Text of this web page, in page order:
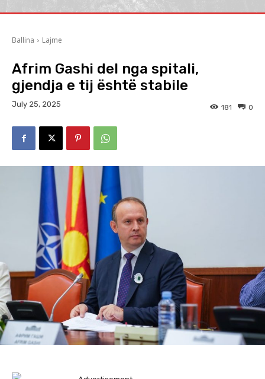
Ballina Lajme
Afrim Gashi del nga spitali,
gjendja e tij është stabile
July 25, 2025 0
181